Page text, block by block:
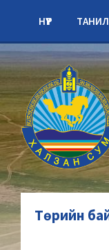
НҮҮР
Төрийн